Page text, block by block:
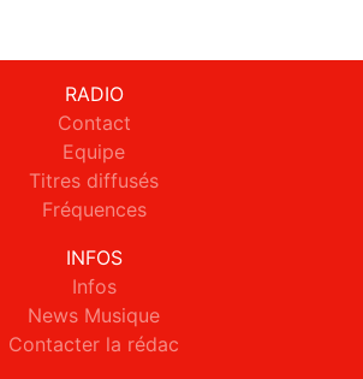
RADIO
Contact
Equipe
Titres diffusés
Fréquences
INFOS
Infos
News Musique
Contacter la rédac